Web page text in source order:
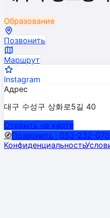
Образование
Позвонить
Маршрут
Instagram
Адрес
대구 수성구 상화로5길 40
Открыть на карте
🧭Позвонить · 053-232-
Конфиденциальность